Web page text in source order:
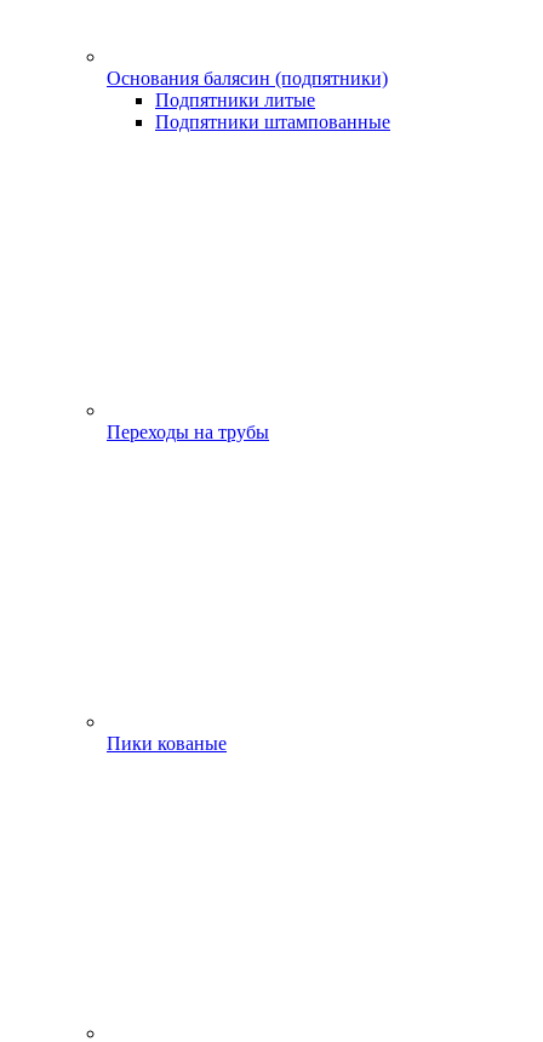
Основания балясин (подпятники)
Подпятники литые
Подпятники штампованные
Переходы на трубы
Пики кованые